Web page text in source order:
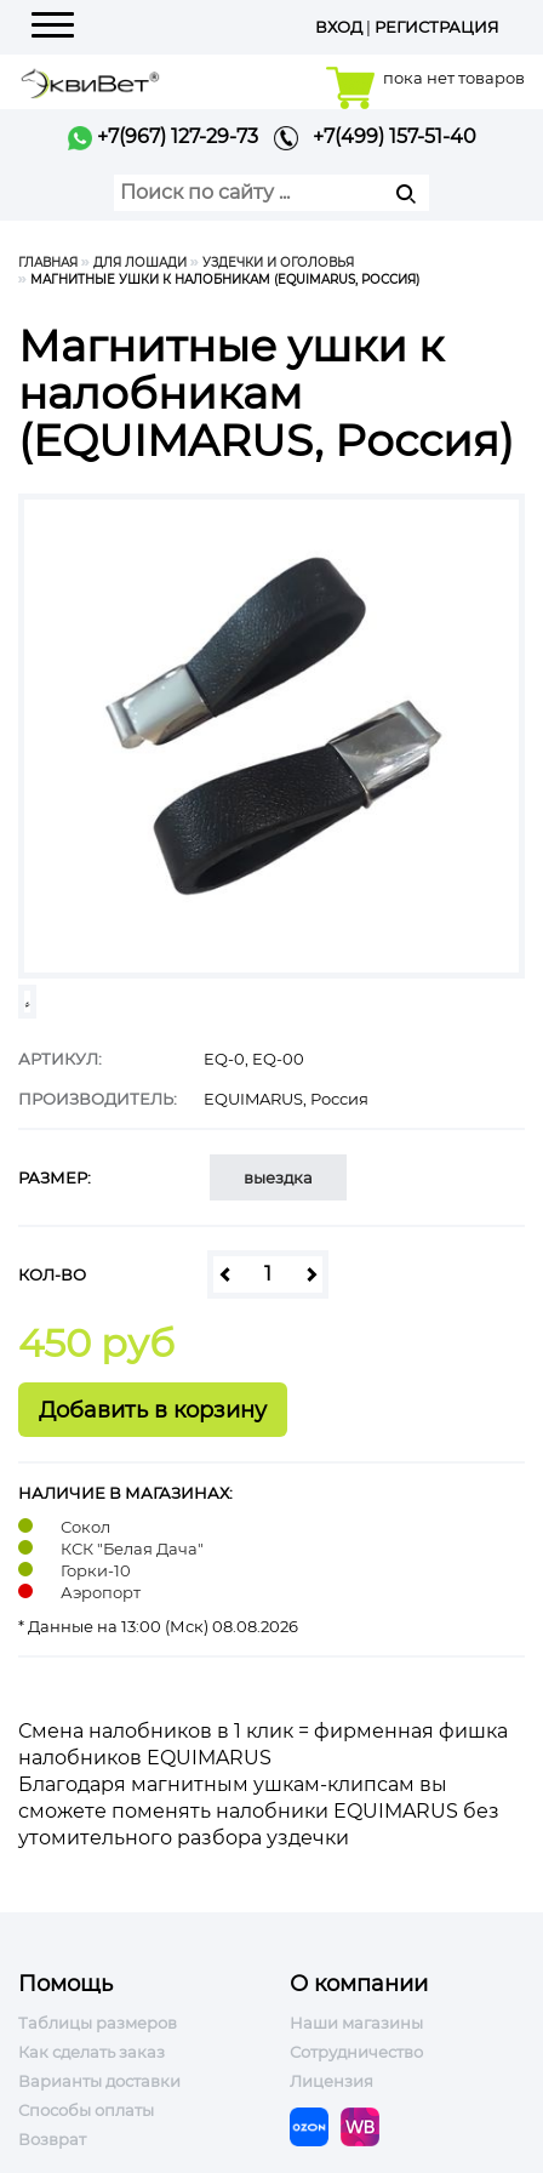
Меню
ВХОД| РЕГИСТРАЦИЯ
пока нет товаров
+7(967) 127-29-73 +7(499) 157-51-40
ГЛАВНАЯ ДЛЯ ЛОШАДИ
УЗДЕЧКИ И ОГОЛОВЬЯ
МАГНИТНЫЕ УШКИ К НАЛОБНИКАМ (EQUIMARUS, РОССИЯ)
Магнитные ушки к
налобникам
(EQUIMARUS, Россия)
АРТИКУЛ: EQ-0, EQ-00
ПРОИЗВОДИТЕЛЬ: EQUIMARUS, Россия
РАЗМЕР: выездка
КОЛ-ВО
450 руб
НАЛИЧИЕ В МАГАЗИНАХ:
Сокол
КСК "Белая Дача"
Горки-10
Аэропорт
* Данные на 13:00 (Мск) 08.08.2026
Смена налобников в 1 клик = фирменная фишка
налобников EQUIMARUS
Благодаря магнитным ушкам-клипсам вы
сможете поменять налобники EQUIMARUS без
утомительного разбора уздечки
Помощь
Таблицы размеров
Как сделать заказ
Варианты доставки
Способы оплаты
Возврат
О компании
Наши магазины
Сотрудничество
Лицензия